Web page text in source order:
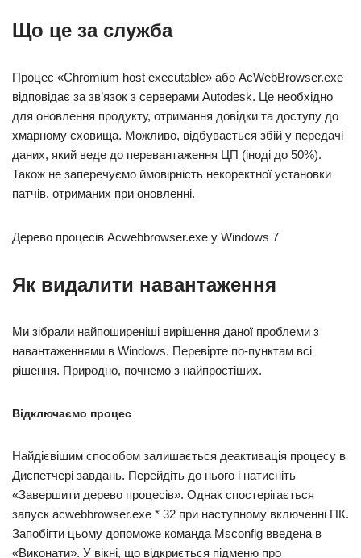
Що це за служба
Процес «Chromium host executable» або AcWebBrowser.exe
відповідає за зв’язок з серверами Autodesk. Це необхідно
для оновлення продукту, отримання довідки та доступу до
хмарному сховища. Можливо, відбувається збій у передачі
даних, який веде до перевантаження ЦП (іноді до 50%).
Також не заперечуємо ймовірність некоректної установки
патчів, отриманих при оновленні.
Дерево процесів Acwebbrowser.exe у Windows 7
Як видалити навантаження
Ми зібрали найпоширеніші вирішення даної проблеми з
навантаженнями в Windows. Перевірте по-пунктам всі
рішення. Природно, почнемо з найпростіших.
Відключаємо процес
Найдієвішим способом залишається деактивація процесу в
Диспетчері завдань. Перейдіть до нього і натисніть
«Завершити дерево процесів». Однак спостерігається
запуск acwebbrowser.exe * 32 при наступному включенні ПК.
Запобігти цьому допоможе команда Msconfig введена в
«Виконати». У вікні, що відкриється підменю про